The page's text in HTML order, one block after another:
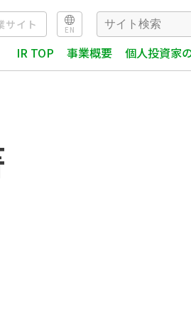
IR TOP 事業概要 個人投資家
サイト EN